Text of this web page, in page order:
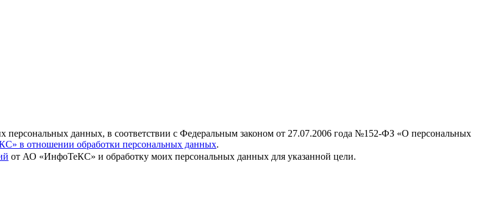
персональных данных, в соответствии с Федеральным законом от 27.07.2006 года №152-ФЗ «О персональных
в отношении обработки персональных данных.
от АО «ИнфоТеКС» и обработку моих персональных данных для указанной цели.